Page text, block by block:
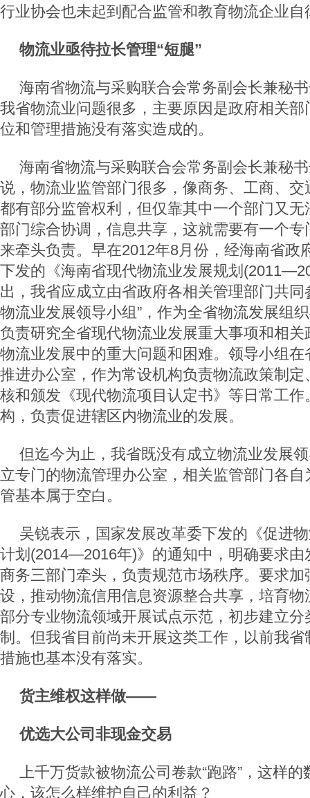
行业协会也未起到配合监管和教育物流企业自
物流业亟待拉长管理“短腿”
海南省物流与采购联合会常务副会长兼秘
我省物流业问题很多，主要原因是政府相关
位和管理措施没有落实造成的。
海南省物流与采购联合会常务副会长兼秘
说，物流业监管部门很多，像商务、工商、
都有部分监管权利，但仅靠其中一个部门又
部门综合协调，信息共享，这就需要有一个
来牵头负责。早在2012年8月份，经海南省政
下发的《海南省现代物流业发展规划
出，我省应成立由省政府各相关管理部门共同
物流业发展领导小组”，作为全省物流发展组
负责研究全省现代物流业发展重大事项和相
物流业发展中的重大问题和困难。领导小组
推进办公室，作为常设机构负责物流政策制
核和颁发《现代物流项目认定书》等日常工
构，负责促进辖区内物流业的发展。
但迄今为止，我省既没有成立物流业发展
立专门的物流管理办公室，相关监管部门各
管基本属于空白。
吴锐表示，国家发展改革委下发的《促进
计划(2014—2016年)》的通知中，明确要求由
商务三部门牵头，负责规范市场秩序。要求
设，推动物流信用信息资源整合共享，培育
部分专业物流领域开展试点示范，初步建立
制。但我省目前尚未开展这类工作，以前我
措施也基本没有落实。
货主维权这样做——
优选大公司非现金交易
上千万货款被物流公司卷款“跑路”，这样
心，该怎么样维护自己的利益？